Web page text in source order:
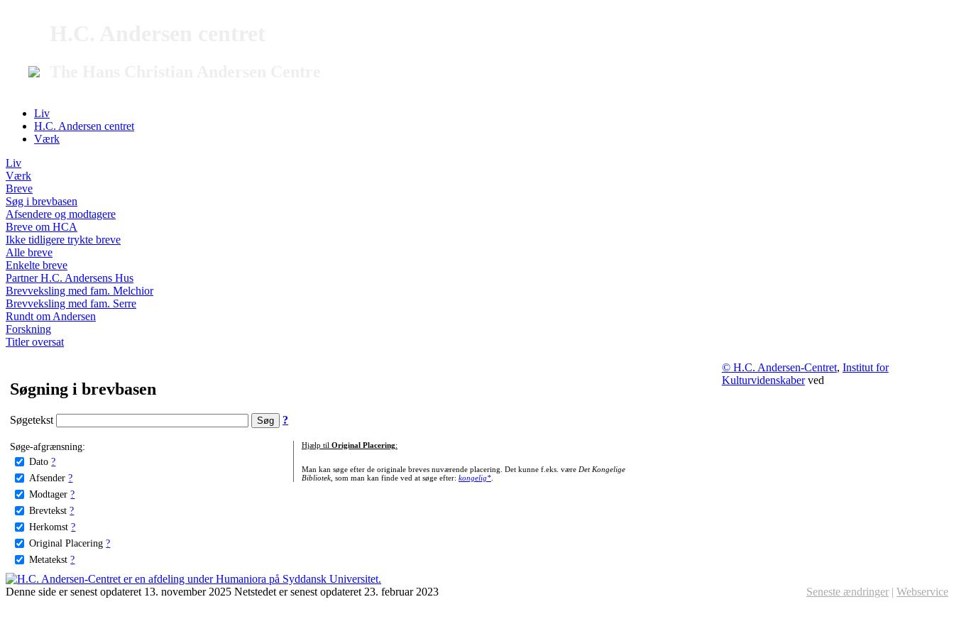
Liv
H.C. Andersen centret
Værk
Liv
Værk
Breve
Søg i brevbasen
Afsendere og modtagere
Breve om HCA
Ikke tidligere trykte breve
Alle breve
Enkelte breve
Partner H.C. Andersens Hus
Brevveksling med fam. Melchior
Brevveksling med fam. Serre
Rundt om Andersen
Forskning
Titler oversat
Søgning i brevbasen
Søgetekst ?
Søge-afgrænsning:
Dato ?
Afsender ?
Modtager ?
Brevtekst ?
Herkomst ?
Original Placering ?
Metatekst ?
Hjælp til Original Placering:
Man kan søge efter de originale breves nuværende placering. Det kunne f.eks. være Det Kongelige
Bibliotek, som man kan finde ved at søge efter: kongelig*.
© H.C. Andersen-Centret, Institut for
Kulturvidenskaberved
Denne side er senest opdateret 13. november 2025 Netstedet er senest opdateret 23. februar 2023 Seneste ændringer | Webservice